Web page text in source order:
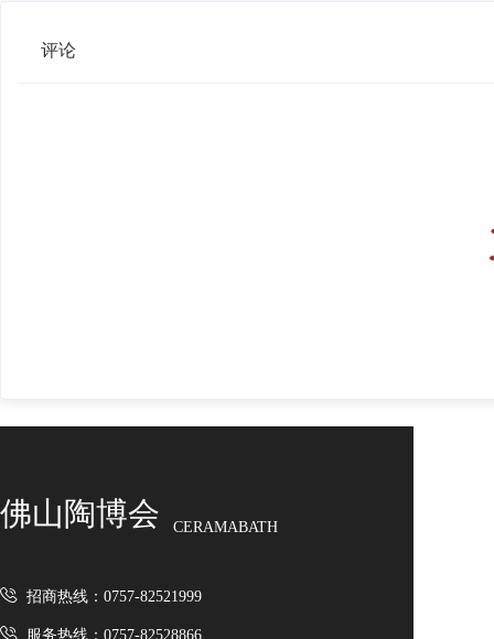
评论
佛山陶博会 CERAMABATH
招商热线：0757-82521999
服务热线：0757-82528866